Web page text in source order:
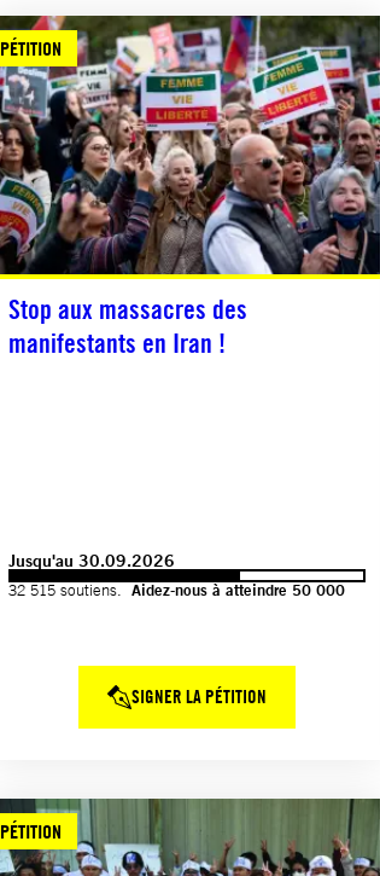
PÉTITION
Stop aux massacres des
manifestants en Iran !
Jusqu'au 30.09.2026
32 515 soutiens. Aidez-nous à atteindre 50 000
SIGNER LA PÉTITION
PÉTITION